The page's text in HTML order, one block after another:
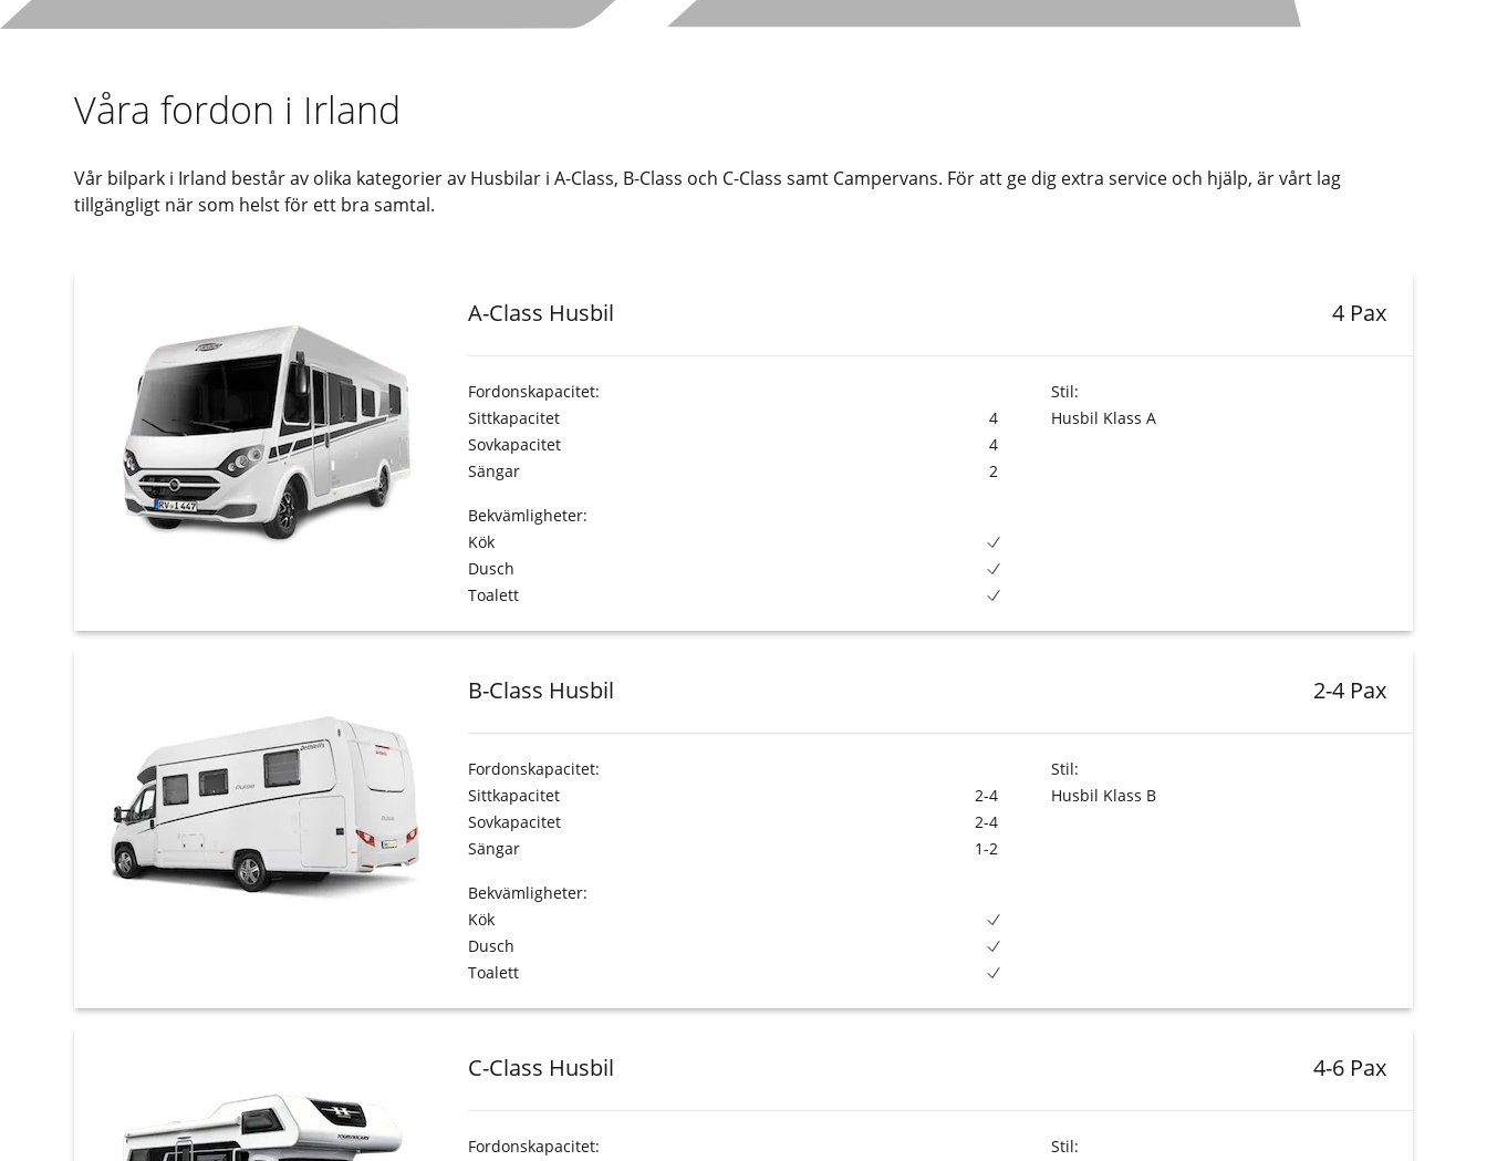
Våra fordon i Irland
Vår bilpark i Irland består av olika kategorier av Husbilar i A-Class, B-Class och C-Class samt Campervans. För att ge dig extra service och hjälp, är vårt lag
tillgängligt när som helst för ett bra samtal.
A-Class Husbil 4 Pax
Fordonskapacitet:
Sittkapacitet
4
Sovkapacitet
4
Sängar
2
Stil:
Husbil Klass A
Bekvämligheter:
Kök
Dusch
Toalett
B-Class Husbil 2-4 Pax
Fordonskapacitet:
Sittkapacitet
2-4
Sovkapacitet
2-4
Sängar
1-2
Stil:
Husbil Klass B
Bekvämligheter:
Kök
Dusch
Toalett
C-Class Husbil 4-6 Pax
Fordonskapacitet:
Stil: